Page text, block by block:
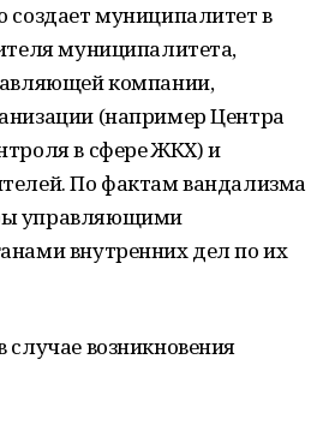
создает муниципалитет в
муниципалитета,
компании,
(например Центра
в сфере ЖКХ) и
По фактам вандализма
управляющими
внутренних дел по их
возникновения